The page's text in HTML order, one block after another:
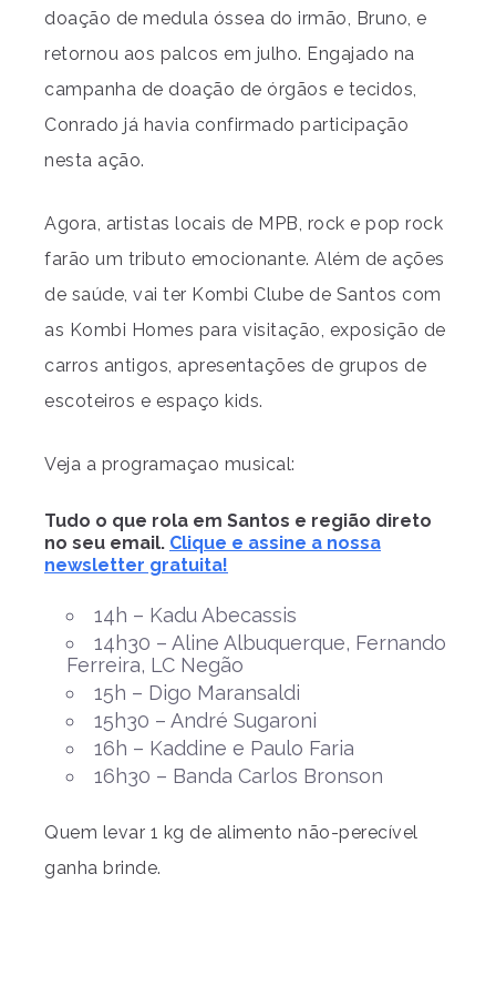
doação de medula óssea do irmão, Bruno, e
retornou aos palcos em julho. Engajado na
campanha de doação de órgãos e tecidos,
Conrado já havia confirmado participação
nesta ação.
Agora, artistas locais de MPB, rock e pop rock
farão um tributo emocionante. Além de ações
de saúde, vai ter Kombi Clube de Santos com
as Kombi Homes para visitação, exposição de
carros antigos, apresentações de grupos de
escoteiros e espaço kids.
Veja a programaçao musical:
Tudo o que rola em Santos e região direto
no seu email. Clique e assine a nossa
newsletter gratuita!
14h – Kadu Abecassis
14h30 – Aline Albuquerque, Fernando
Ferreira, LC Negão
15h – Digo Maransaldi
15h30 – André Sugaroni
16h – Kaddine e Paulo Faria
16h30 – Banda Carlos Bronson
Quem levar 1 kg de alimento não-perecível
ganha brinde.